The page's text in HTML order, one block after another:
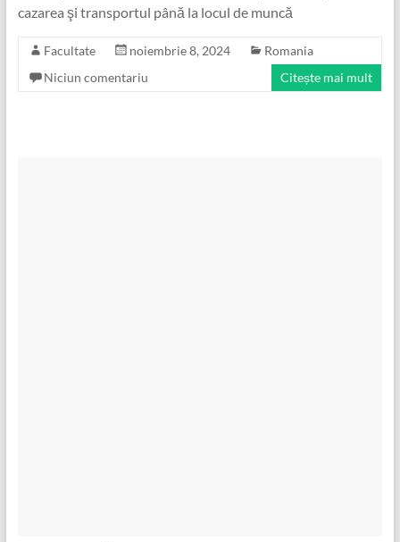
cazarea şi transportul până la locul de muncă
Facultate noiembrie 8, 2024
Romania
Niciun comentariu
Citește mai mult